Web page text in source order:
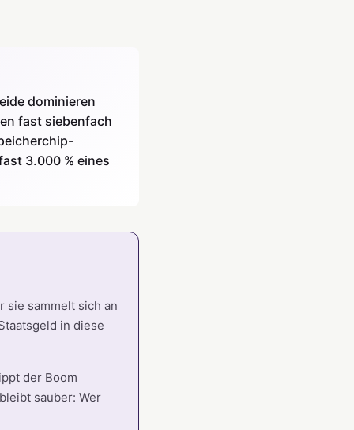
dominieren
fast siebenfach
3.000 % eines
sie sammelt sich an
in diese
der Boom
sauber: Wer